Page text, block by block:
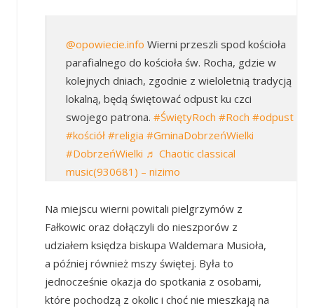
@opowiecie.info Wierni przeszli spod kościoła
parafialnego do kościoła św. Rocha, gdzie w
kolejnych dniach, zgodnie z wieloletnią tradycją
lokalną, będą świętować odpust ku czci
swojego patrona.#ŚwiętyRoch #Roch #odpust
#kościół #religia #GminaDobrzeńWielki
#DobrzeńWielki ♬ Chaotic classical
music(930681) – nizimo
Na miejscu wierni powitali pielgrzymów z
Fałkowic oraz dołączyli do nieszporów z
udziałem księdza biskupa Waldemara Musioła,
a później również mszy świętej. Była to
jednocześnie okazja do spotkania z osobami,
które pochodzą z okolic i choć nie mieszkają na